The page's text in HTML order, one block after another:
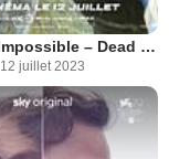
Mission: Impossible – Dead Reckoning Partie 1
12 juillet 2023